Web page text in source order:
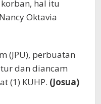
hal itu
Oktavia
(JPU), perbuatan
dan diancam
(1) KUHP. (Josua)